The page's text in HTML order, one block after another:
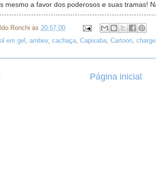
mesmo a favor dos poderosos e suas tramas!
Ronchi às 20:57:00
em gel , ambev, cachaça, Capixaba, Cartoon, charge
Página inicial